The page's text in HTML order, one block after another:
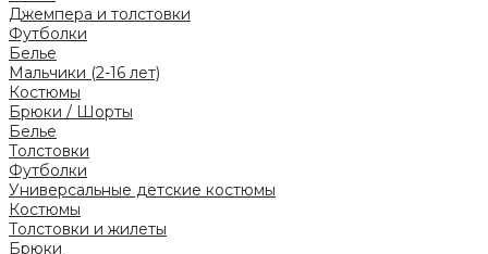
Джемпера и толстовки
Футболки
Белье
Мальчики (2-16 лет)
Костюмы
Брюки / Шорты
Белье
Толстовки
Футболки
Универсальные детские костюмы
Костюмы
Толстовки и жилеты
Брюки